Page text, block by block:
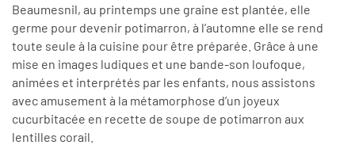
Beaumesnil, au printemps une graine est plantée, elle
germe pour devenir potimarron, à l’automne elle se rend
toute seule à la cuisine pour être préparée. Grâce à une
mise en images ludiques et une bande-son loufoque,
animées et interprétés par les enfants, nous assistons
avec amusement à la métamorphose d’un joyeux
cucurbitacée en recette de soupe de potimarron aux
lentilles corail.